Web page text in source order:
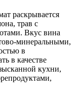
раскрывается
трав с
Вкус вина
минеральными,
в
в качестве
кухни,